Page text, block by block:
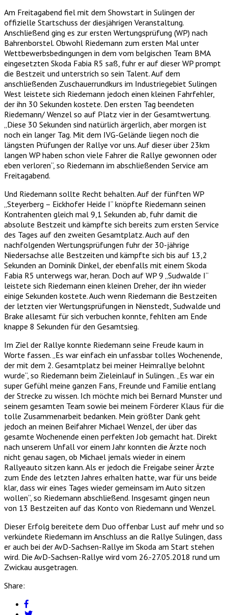
Am Freitagabend fiel mit dem Showstart in Sulingen der
offizielle Startschuss der diesjährigen Veranstaltung.
Anschließend ging es zur ersten Wertungsprüfung (WP) nach
Bahrenborstel. Obwohl Riedemann zum ersten Mal unter
Wettbewerbsbedingungen in dem vom belgischen Team BMA
eingesetzten Skoda Fabia R5 saß, fuhr er auf dieser WP prompt
die Bestzeit und unterstrich so sein Talent. Auf dem
anschließenden Zuschauerrundkurs im Industriegebiet Sulingen
West leistete sich Riedemann jedoch einen kleinen Fahrfehler,
der ihn 30 Sekunden kostete. Den ersten Tag beendeten
Riedemann/ Wenzel so auf Platz vier in der Gesamtwertung.
„Diese 30 Sekunden sind natürlich ärgerlich, aber morgen ist
noch ein langer Tag. Mit dem IVG-Gelände liegen noch die
längsten Prüfungen der Rallye vor uns. Auf dieser über 23km
langen WP haben schon viele Fahrer die Rallye gewonnen oder
eben verloren“, so Riedemann im abschließenden Service am
Freitagabend.
Und Riedemann sollte Recht behalten. Auf der fünften WP
„Steyerberg – Eickhofer Heide I“ knöpfte Riedemann seinen
Kontrahenten gleich mal 9,1 Sekunden ab, fuhr damit die
absolute Bestzeit und kämpfte sich bereits zum ersten Service
des Tages auf den zweiten Gesamtplatz. Auch auf den
nachfolgenden Wertungsprüfungen fuhr der 30-jährige
Niedersachse alle Bestzeiten und kämpfte sich bis auf 13,2
Sekunden an Dominik Dinkel, der ebenfalls mit einem Skoda
Fabia R5 unterwegs war, heran. Doch auf WP 9 „Sudwalde I“
leistete sich Riedemann einen kleinen Dreher, der ihn wieder
einige Sekunden kostete. Auch wenn Riedemann die Bestzeiten
der letzten vier Wertungsprüfungen in Nienstedt, Sudwalde und
Brake allesamt für sich verbuchen konnte, fehlten am Ende
knappe 8 Sekunden für den Gesamtsieg.
Im Ziel der Rallye konnte Riedemann seine Freude kaum in
Worte fassen. „Es war einfach ein unfassbar tolles Wochenende,
der mit dem 2. Gesamtplatz bei meiner Heimrallye belohnt
wurde“, so Riedemann beim Zieleinlauf in Sulingen. „Es war ein
super Gefühl meine ganzen Fans, Freunde und Familie entlang
der Strecke zu wissen. Ich möchte mich bei Bernard Munster und
seinem gesamten Team sowie bei meinem Förderer Klaus für die
tolle Zusammenarbeit bedanken. Mein größter Dank geht
jedoch an meinen Beifahrer Michael Wenzel, der über das
gesamte Wochenende einen perfekten Job gemacht hat. Direkt
nach unserem Unfall vor einem Jahr konnten die Ärzte noch
nicht genau sagen, ob Michael jemals wieder in einem
Rallyeauto sitzen kann. Als er jedoch die Freigabe seiner Ärzte
zum Ende des letzten Jahres erhalten hatte, war für uns beide
klar, dass wir eines Tages wieder gemeinsam im Auto sitzen
wollen“, so Riedemann abschließend. Insgesamt gingen neun
von 13 Bestzeiten auf das Konto von Riedemann und Wenzel.
Dieser Erfolg bereitete dem Duo offenbar Lust auf mehr und so
verkündete Riedemann im Anschluss an die Rallye Sulingen, dass
er auch bei der AvD-Sachsen-Rallye im Skoda am Start stehen
wird. Die AvD-Sachsen-Rallye wird vom 26.-27.05.2018 rund um
Zwickau ausgetragen.
Share: